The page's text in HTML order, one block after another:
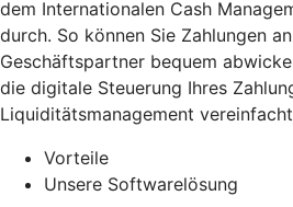
dem Internationalen Cash
durch. So können Sie Zahlungen
Geschäftspartner bequem
die digitale Steuerung Ihres
Liquiditätsmanagement
Vorteile
Unsere Softwarelösung